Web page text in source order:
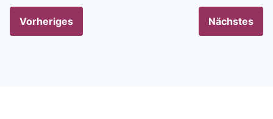
Vorheriges Nächstes